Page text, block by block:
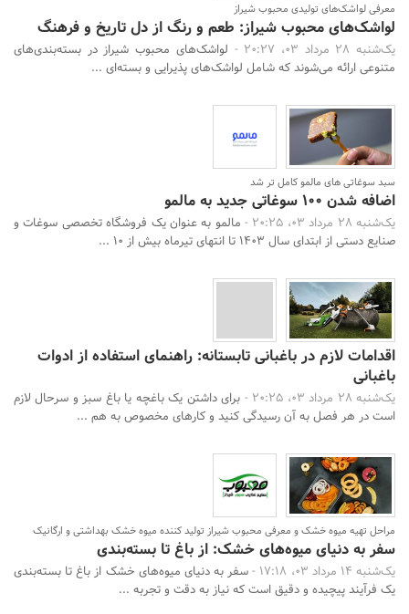
معرفی لواشک‌های تولیدی محبوب شیراز
لواشک‌های محبوب شیراز: طعم و رنگ از دل تاریخ و فرهنگ
یک‌شنبه 28 مرداد 03، 20:27 -
لواشک‌های محبوب شیراز در بسته‌بندی‌های
متنوعی ارائه می‌شوند که شامل لواشک‌های پذیرایی و بسته‌ای ...
سبد سوغاتی های مالمو کامل تر شد
اضافه شدن 100 سوغاتی جدید به مالمو
یک‌شنبه 28 مرداد 03، 20:25 -
مالمو به عنوان یک فروشگاه تخصصی سوغات و
صنایع دستی از ابتدای سال 1403 تا انتهای تیرماه بیش از 10 ...
اقدامات لازم در باغبانی تابستانه: راهنمای استفاده از ادوات
باغبانی
یک‌شنبه 28 مرداد 03، 20:25 -
برای داشتن یک باغچه یا باغ سبز و سرحال لازم
است در هر فصل به آن رسیدگی کنید و کارهای مخصوص به هم ...
مراحل تهیه میوه خشک و معرفی محبوب شیراز تولید کننده میوه خشک بهداشتی و ارگانیک
سفر به دنیای میوه‌های خشک: از باغ تا بسته‌بندی
یک‌شنبه 14 مرداد 03، 17:18 -
سفر به دنیای میوه‌های خشک از باغ تا بسته‌بندی
یک فرآیند پیچیده و دقیق است که نیاز به دقت و تجربه ...